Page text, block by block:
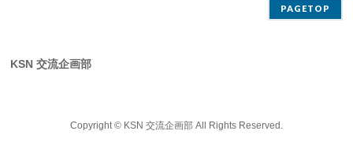
PAGETOP
KSN 交流企画部
Copyright © KSN 交流企画部All Rights Reserved.